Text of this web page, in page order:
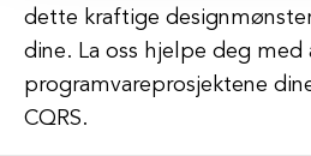
dette kraftige
dine. La oss hjelpe deg med
programvareprosjektene
CQRS.